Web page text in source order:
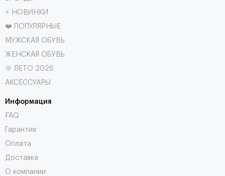
⚡ НОВИНКИ
❤️ ПОПУЛЯРНЫЕ
МУЖСКАЯ ОБУВЬ
ЖЕНСКАЯ ОБУВЬ
🌞 ЛЕТО 2026
АКСЕССУАРЫ
Информация
FAQ
Гарантия
Оплата
Доставка
О компании